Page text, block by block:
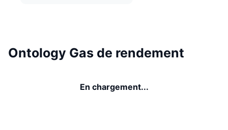
Ontology Gas de rendement
En chargement...